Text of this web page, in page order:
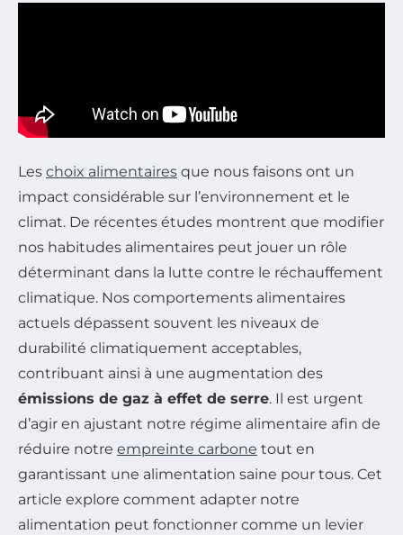
Les choix alimentaires que nous faisons ont un
impact considérable sur l’environnement et le
climat. De récentes études montrent que modifier
nos habitudes alimentaires peut jouer un rôle
déterminant dans la lutte contre le réchauffement
climatique. Nos comportements alimentaires
actuels dépassent souvent les niveaux de
durabilité climatiquement acceptables,
contribuant ainsi à une augmentation des
émissions de gaz à effet de serre. Il est urgent
d’agir en ajustant notre régime alimentaire afin de
réduire notre empreinte carbone tout en
garantissant une alimentation saine pour tous. Cet
article explore comment adapter notre
alimentation peut fonctionner comme un levier